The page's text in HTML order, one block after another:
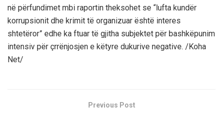
në përfundimet mbi raportin theksohet se “lufta kundër
korrupsionit dhe krimit të organizuar është interes
shtetëror” edhe ka ftuar të gjitha subjektet për bashkëpunim
intensiv për çrrënjosjen e këtyre dukurive negative. /Koha
Net/
Previous Post